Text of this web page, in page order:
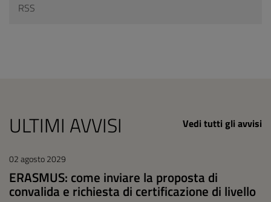
RSS
ULTIMI AVVISI Vedi tutti gli avvisi
02 agosto 2029
ERASMUS: come inviare la proposta di
convalida e richiesta di certificazione di livello